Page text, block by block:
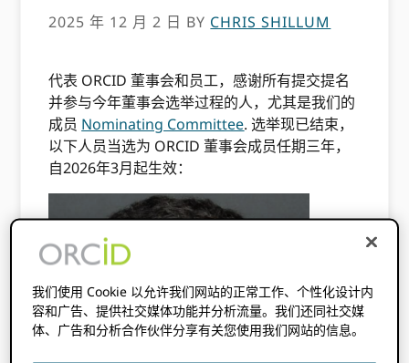
2025 年 12 月 2 日 BY CHRIS SHILLUM
代表 ORCID 董事会和员工，感谢所有提交提名
并参与今年董事会选举过程的人，尤其是我们的
成员 Nominating Committee. 选举现已结束，
以下人员当选为 ORCID 董事会成员任期三年，
自2026年3月起生效：
我们使用 Cookie 以允许我们网站的正常工作、个性化设计内
容和广告、提供社交媒体功能并分析流量。我们还同社交媒
体、广告和分析合作伙伴分享有关您使用我们网站的信息。